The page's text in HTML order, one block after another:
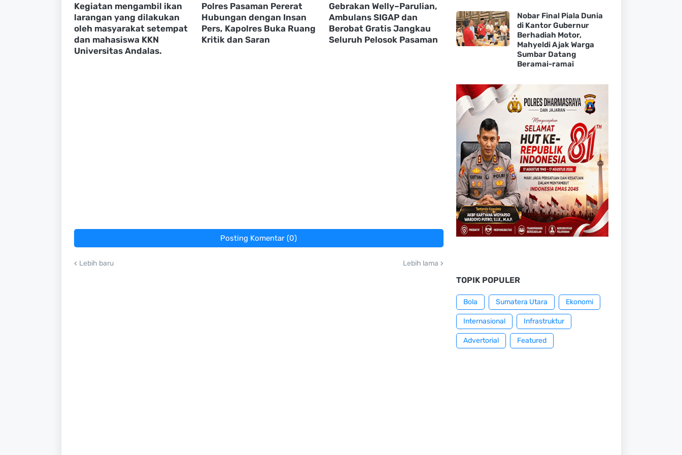
Kegiatan mengambil ikan
larangan yang dilakukan
oleh masyarakat setempat
dan mahasiswa KKN
Universitas Andalas.
Polres Pasaman Pererat
Hubungan dengan Insan
Pers, Kapolres Buka Ruang
Kritik dan Saran
Gebrakan Welly–Parulian,
Ambulans SIGAP dan
Berobat Gratis Jangkau
Seluruh Pelosok Pasaman
Posting Komentar (0)
Lebih baru Lebih lama
Nobar Final Piala Dunia
di Kantor Gubernur
Berhadiah Motor,
Mahyeldi Ajak Warga
Sumbar Datang
Beramai-ramai
TOPIK POPULER
Bola Sumatera Utara Ekonomi
Internasional Infrastruktur
Advertorial Featured